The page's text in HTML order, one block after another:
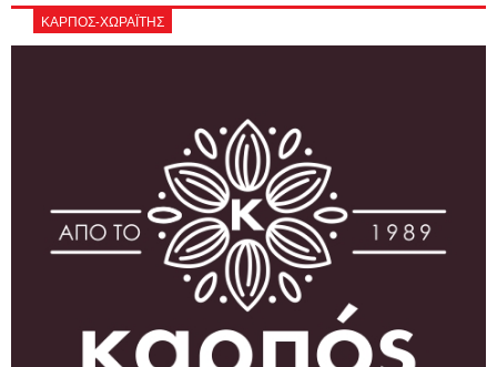
ΚΑΡΠΟΣ-ΧΩΡΑΪΤΗΣ